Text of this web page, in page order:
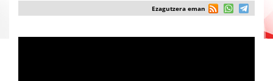
Ezagutzera eman